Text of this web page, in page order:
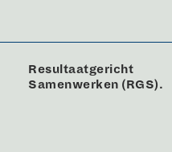
Resultaatgericht
Samenwerken (RGS).